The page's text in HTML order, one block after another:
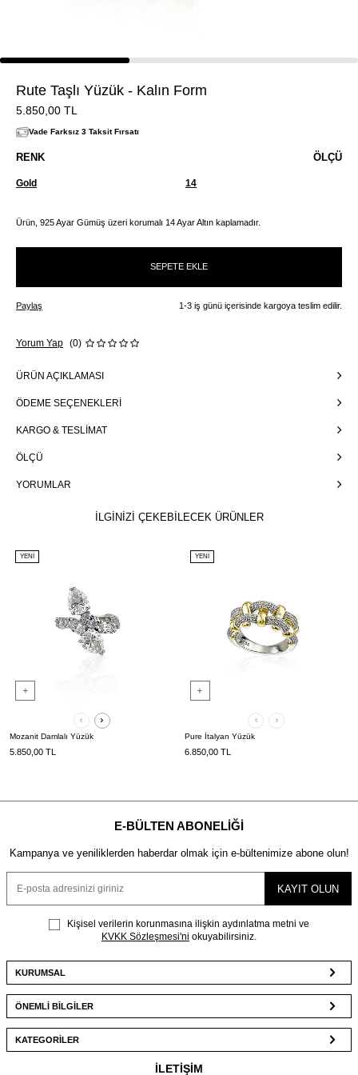
Rute Taşlı Yüzük - Kalın Form
5.850,00 TL
Vade Farksız 3 Taksit Fırsatı
Ürün, 925 Ayar Gümüş üzeri korumalı 14 Ayar Altın kaplamadır.
RENK
Gold
ÖLÇÜ
14
SEPETE EKLE
Paylaş 1-3 iş günü içerisinde kargoya teslim edilir.
Yorum Yap (0)
ÜRÜN AÇIKLAMASI
ÖDEME SEÇENEKLERI
KARGO & TESLIMAT
ÖLÇÜ
YORUMLAR
İLGİNİZİ ÇEKEBİLECEK ÜRÜNLER
YENI
Mozanit Damlalı Yüzük
5.850,00 TL
YENI
Pure İtalyan Yüzük
6.850,00TL
E-BÜLTEN ABONELIĞI
Kampanya ve yeniliklerden haberdar olmak için e-bültenimize abone olun!
KAYIT OLUN
Kişisel verilerin korunmasına ilişkin aydınlatma metni ve
KVKK Sözleşmesi'ni okuyabilirsiniz.
KURUMSAL
ÖNEMLİ BİLGİLER
KATEGORİLER
İLETİŞİM